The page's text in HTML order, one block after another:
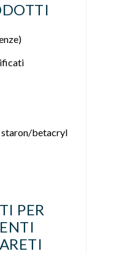
betacryl
PER